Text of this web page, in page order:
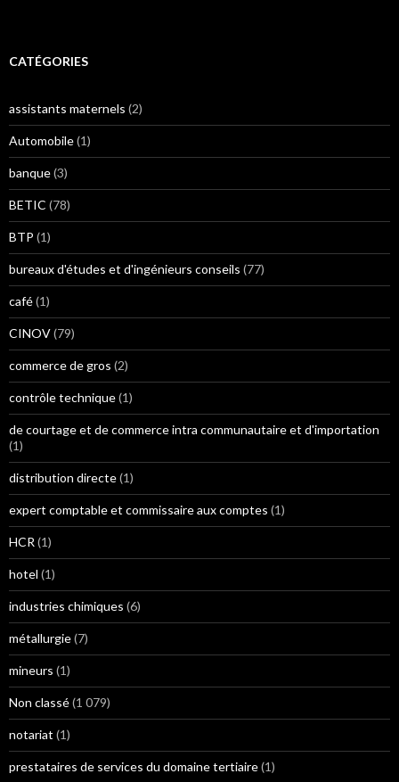
CATÉGORIES
assistants maternels (2)
Automobile(1)
banque(3)
BETIC (78)
BTP (1)
bureaux d'études et d'ingénieurs conseils (77)
café(1)
CINOV(79)
commerce de gros (2)
contrôle technique(1)
de courtage et de commerce intra communautaire et d'importation
(1)
distribution directe(1)
expert comptable et commissaire aux comptes (1)
HCR (1)
hotel (1)
industries chimiques (6)
métallurgie(7)
mineurs (1)
Non classé(1 079)
notariat (1)
prestataires de services du domaine tertiaire(1)